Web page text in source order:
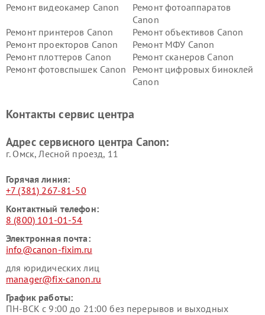
Ремонт видеокамер Canon
Ремонт фотоаппаратов
Canon
Ремонт принтеров Canon
Ремонт объективов Canon
Ремонт проекторов Canon
Ремонт МФУ Canon
Ремонт плоттеров Canon
Ремонт сканеров Canon
Ремонт фотовспышек Canon
Ремонт цифровых биноклей
Canon
Контакты сервис центра
Адрес сервисного центра Canon:
г. Омск, ​Лесной проезд, 11
Горячая линия:
+7 (381) 267-81-50
Контактный телефон:
8 (800) 101-01-54
Электронная почта:
info@canon-fixim.ru
для юридических лиц
manager@fix-canon.ru
График работы:
ПН-ВСК с 9:00 до 21:00 без перерывов и выходных